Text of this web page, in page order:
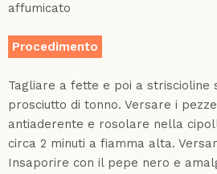
affumicato
Procedimento
Tagliare a fette e poi a striscioline
prosciutto di tonno. Versare i
antiaderente e rosolare nella
circa 2 minuti a fiamma alta.
Insaporire con il pepe nero e